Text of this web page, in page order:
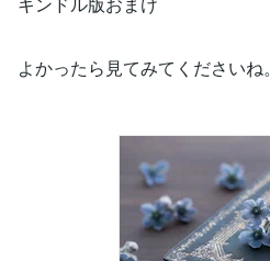
よかったら見てみてくださいね。